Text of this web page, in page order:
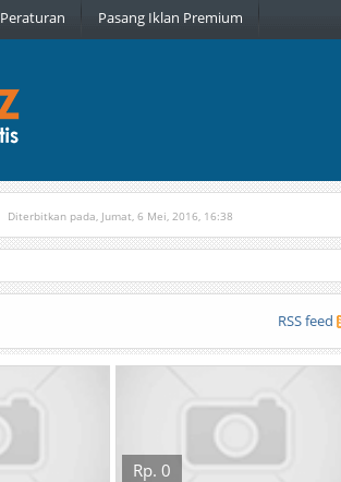
Peraturan Pasang Iklan Premium
Diterbitkan pada, Jumat, 6 Mei, 2016, 16:38
RSS feed
Rp. 0